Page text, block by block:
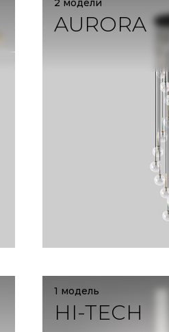
AURORA
1 модель
HI-TECH